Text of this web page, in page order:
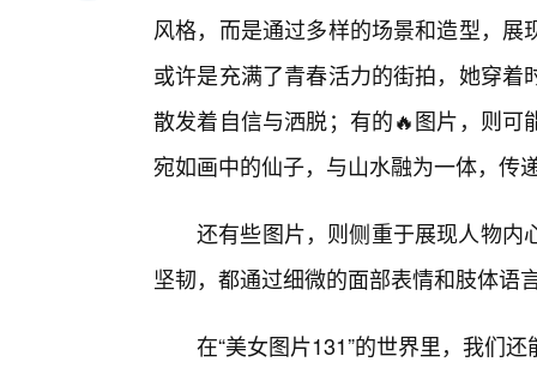
风格，而是通过多样的场景和造型，
或许是充满了青春活力的街拍，她穿
散发着自信与洒脱；有的🔥图片，则
宛如画中的仙子，与山水融为一体，传
还有些图片，则侧重于展现人物内
坚韧，都通过细微的面部表情和肢体语
在“美女图片131”的世界里，我们